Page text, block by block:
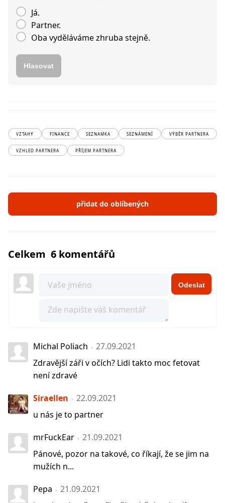
Já.
Partner.
Oba vyděláváme zhruba stejně.
Hlasovat
VZTAHY FINANCE SEZNAMKA SEZNÁMENÍ VÝBĚR PARTNERA
VZHLED PARTNERA PŘÍJEM PARTNERA
přidat do oblíbených
Celkem 6 komentářů
Odeslat
Michal Poliach
27.09.2021
Zdravější záři v očích? Lidi takto moc fetovat
není zdravé
Siraellen
22.09.2021
u nás je to partner
mrFuckEar
21.09.2021
Pánové, pozor na takové, co říkají, že se jim na
mužích n...
Pepa
21.09.2021